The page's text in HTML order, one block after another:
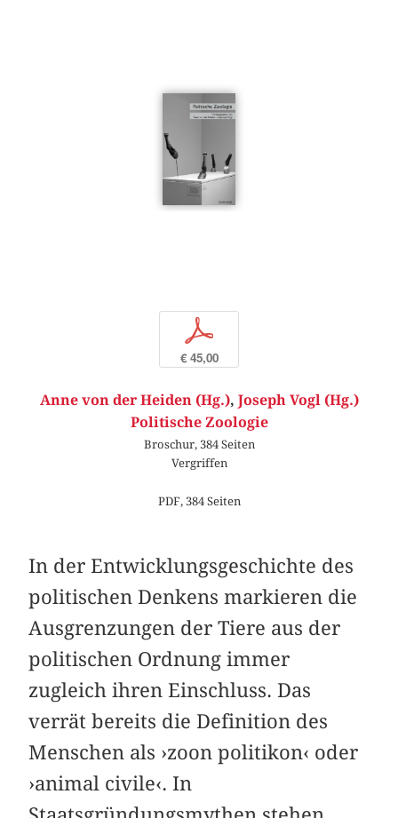
p
€ 45,00
Anne von der Heiden (Hg.), Joseph Vogl (Hg.)
Politische Zoologie
Broschur, 384 Seiten
Vergriffen
PDF, 384 Seiten
In der Entwicklungsgeschichte des
politischen Denkens markieren die
Ausgrenzungen der Tiere aus der
politischen Ordnung immer
zugleich ihren Einschluss. Das
verrät bereits die Definition des
Menschen als ›zoon politikon‹ oder
›animal civile‹. In